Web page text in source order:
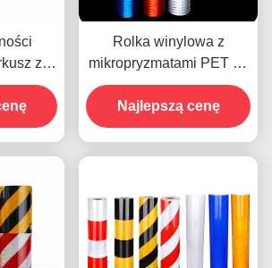
z
z
EGP
Rolka winylowa z
mikropryzmatami PET do
odblaskowych folii
bezpieczeństwa ruchu
drogowego
Najlepszą cenę